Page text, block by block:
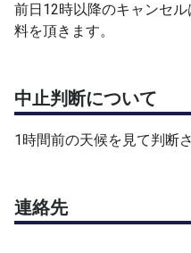
前日12時以降のキャンセ
料を頂きます。
中止判断について
1時間前の天候を見て判断
連絡先